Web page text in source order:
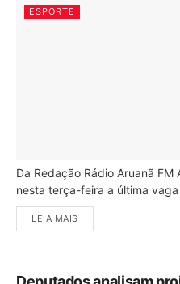
ESPORTE
Da Redação Rádio Aruanã
nesta terça-feira a última
LEIA MAIS